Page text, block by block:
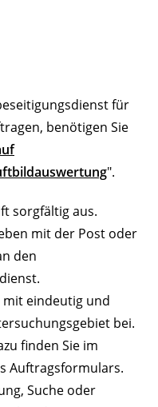
für
benötigen Sie
".
sorgfältig aus.
mit der Post oder
den
.
mit eindeutig und
bei.
finden Sie im
Auftragsformulars.
Suche oder